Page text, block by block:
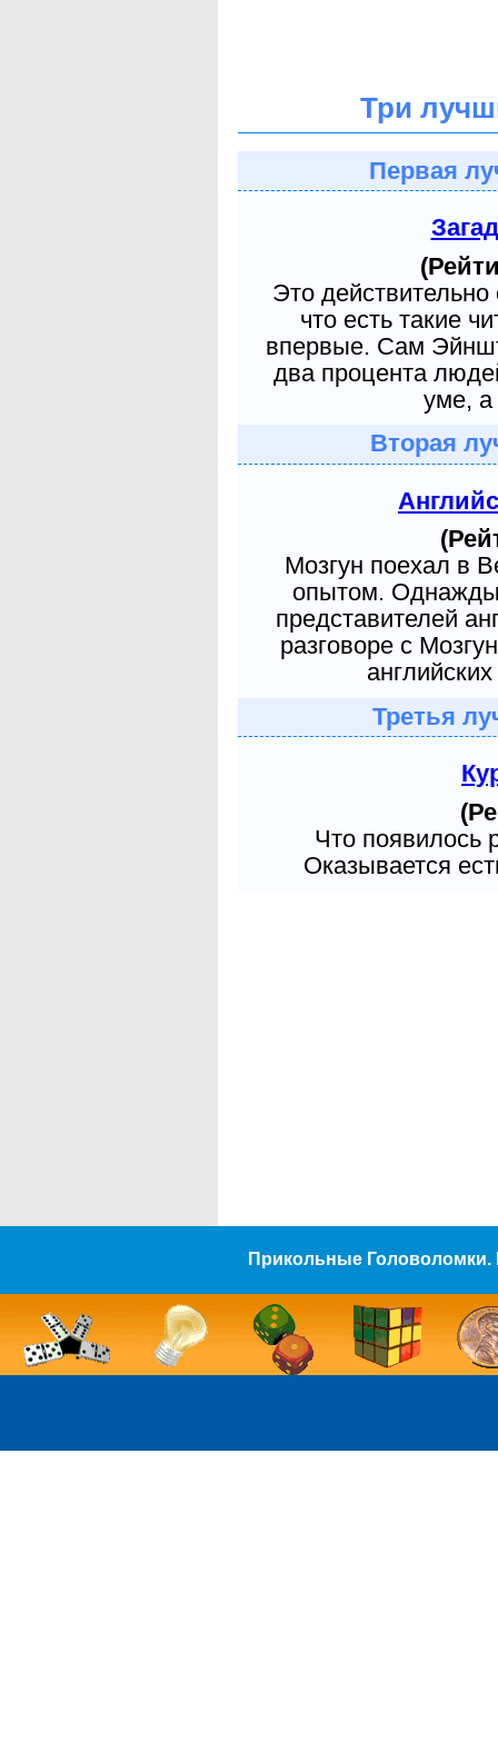
Три
Первая
Это
что есть такие
впервые. Сам
два процента
уме, а
Вторая
Мозгун поехал в
опытом. Однажды
представителей
разговоре с
Третья
Что появилось
Оказывается
Прикольные